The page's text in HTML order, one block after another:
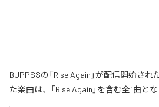
BUPPSSの「Rise Again」が配信開始さ
た楽曲は、「Rise Again」を含む全1曲とな